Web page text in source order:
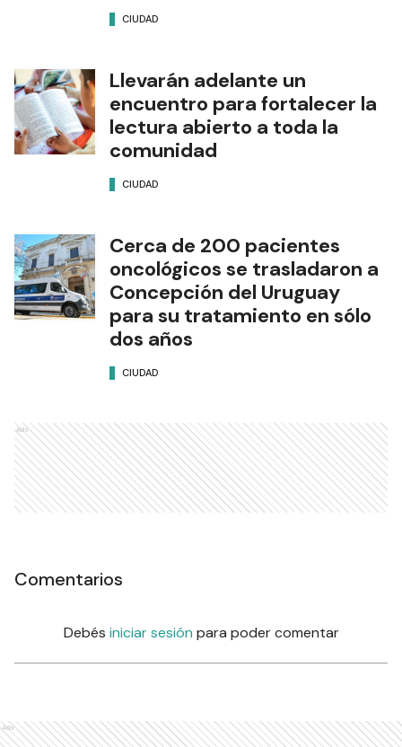
CIUDAD
Llevarán adelante un
encuentro para fortalecer la
lectura abierto a toda la
comunidad
CIUDAD
Cerca de 200 pacientes
oncológicos se trasladaron a
Concepción del Uruguay
para su tratamiento en sólo
dos años
CIUDAD
Ads
Comentarios
Debés iniciar sesión para poder comentar
Ads